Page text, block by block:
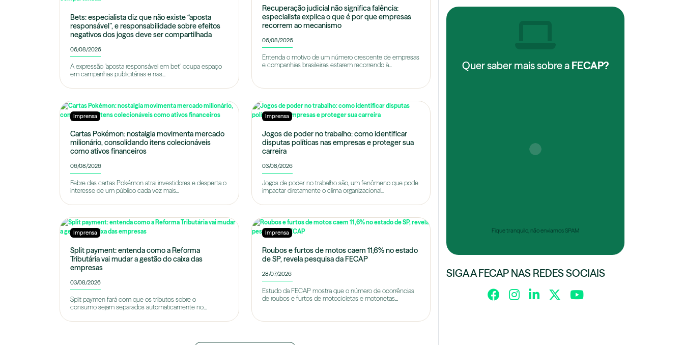
Bets: especialista diz que não existe “aposta
responsável”, e responsabilidade sobre efeitos
negativos dos jogos deve ser compartilhada
06/08/2026
A expressão "aposta responsável em bet" ocupa espaço
em campanhas publicitárias e nas...
Recuperação judicial não significa falência:
especialista explica o que é por que empresas
recorrem ao mecanismo
06/08/2026
Entenda o motivo de um número crescente de empresas
e companhias brasileiras estarem recorrendo à...
Imprensa
Cartas Pokémon: nostalgia movimenta mercado
milionário, consolidando itens colecionáveis
como ativos financeiros
06/08/2026
Febre das cartas Pokémon atrai investidores e desperta o
interesse de um público cada vez mais...
Imprensa
Jogos de poder no trabalho: como identificar
disputas políticas nas empresas e proteger sua
carreira
03/08/2026
Jogos de poder no trabalho são, um fenômeno que pode
impactar diretamente o clima organizacional...
Imprensa
Split payment: entenda como a Reforma
Tributária vai mudar a gestão do caixa das
empresas
03/08/2026
Split paymen fará com que os tributos sobre o
consumo sejam separados automaticamente no...
Imprensa
Roubos e furtos de motos caem 11,6% no estado
de SP, revela pesquisa da FECAP
28/07/2026
Estudo da FECAP mostra que o número de ocorrências
de roubos e furtos de motocicletas e motonetas...
Quer saber mais sobre a FECAP?
Fique tranquilo, não enviamos SPAM
SIGA A FECAP NAS REDES SOCIAIS